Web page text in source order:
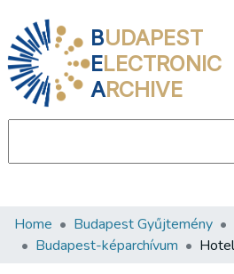
BUDAPEST
ELECTRONIC
ARCHIVE
Communities & Collections
Home Budapest Gyűjtemény
Budapest-képarchívum